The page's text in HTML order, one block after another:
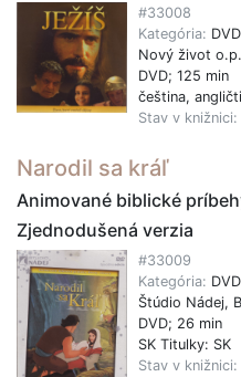
#33008
Kategória: DVD
Nový život
DVD; 125 min
čeština,
Stav v knižnici:
Narodil sa kráľ
Animované biblické
Zjednodušená verzia
#33009
Kategória: DVD
Štúdio Nádej,
DVD; 26 min
SK Titulky: SK
Stav v knižnici: